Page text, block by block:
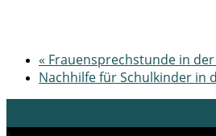
« Frauensprechstunde in
Nachhilfe für Schulkinder in